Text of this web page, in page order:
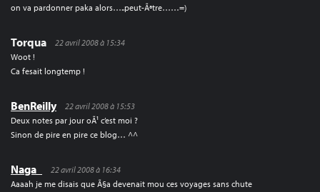
on va pardonner paka alors…..peut-Ãªtre……=)
Torqua
22 avril 2008 à 15:34
Woot !
Ca fesait longtemp !
BenReilly
22 avril 2008 à 15:53
Deux notes par jour oÃ¹ c’est moi ?
Sinon de pire en pire ce blog… ^^
Naga_
22 avril 2008 à 16:34
Aaaah je me disais que Ã§a devenait mou ces voyages sans chute